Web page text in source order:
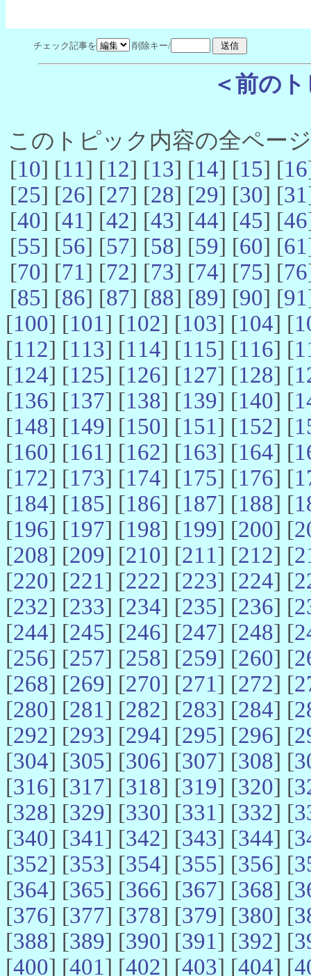
チェック記事を 削除キー/
＜前の
このトピック内容の全ペー
[10] [11] [12] [13] [14] [15] [16
[25] [26] [27] [28] [29] [30] [31
[40] [41] [42] [43] [44] [45] [46
[55] [56] [57] [58] [59] [60] [61
[70] [71] [72] [73] [74] [75] [76
[85] [86] [87] [88] [89] [90] [91
[100] [101] [102] [103] [104] [
[112] [113] [114] [115] [116] [
[124] [125] [126] [127] [128] [
[136] [137] [138] [139] [140] [
[148] [149] [150] [151] [152] [
[160] [161] [162] [163] [164] [
[172] [173] [174] [175] [176] [
[184] [185] [186] [187] [188] [
[196] [197] [198] [199] [200] [
[208] [209] [210] [211] [212] [
[220] [221] [222] [223] [224] [
[232] [233] [234] [235] [236] [
[244] [245] [246] [247] [248] [
[256] [257] [258] [259] [260] [
[268] [269] [270] [271] [272] [
[280] [281] [282] [283] [284] [
[292] [293] [294] [295] [296] [
[304] [305] [306] [307] [308] [
[316] [317] [318] [319] [320] [
[328] [329] [330] [331] [332] [
[340] [341] [342] [343] [344] [
[352] [353] [354] [355] [356] [
[364] [365] [366] [367] [368] [
[376] [377] [378] [379] [380] [
[388] [389] [390] [391] [392] [
[400] [401] [402] [403] [404] [